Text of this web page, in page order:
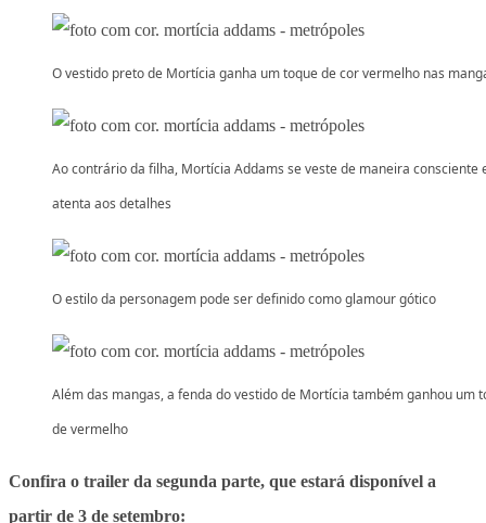
O vestido preto de Mortícia ganha um toque de cor vermelho nas
Ao contrário da filha, Mortícia Addams se veste de maneira consciente
atenta aos detalhes
O estilo da personagem pode ser definido como glamour gótico
Além das mangas, a fenda do vestido de Mortícia também ganhou um
de vermelho
Confira o trailer da segunda parte, que estará disponível a
partir de 3 de setembro: